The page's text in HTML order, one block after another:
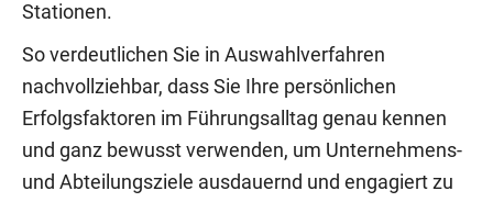
Stationen.
So verdeutlichen Sie in Auswahlverfahren
nachvollziehbar, dass Sie Ihre persönlichen
Erfolgsfaktoren im Führungsalltag genau kennen
und ganz bewusst verwenden, um Unternehmens-
und Abteilungsziele ausdauernd und engagiert zu